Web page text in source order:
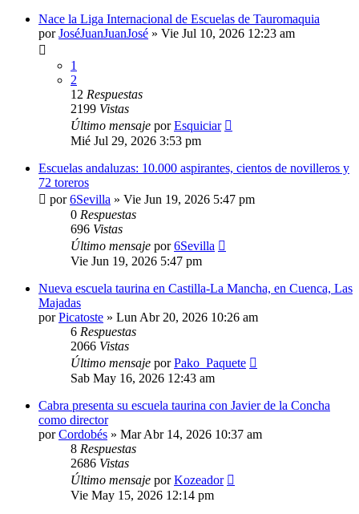
Nace la Liga Internacional de Escuelas de Tauromaquia
porJoséJuanJuanJosé » Vie Jul 10, 2026 12:23 am
1
2
12 Respuestas
2199 Vistas
Último mensaje porEsquiciar
Mié Jul 29, 2026 3:53 pm
Escuelas andaluzas: 10.000 aspirantes, cientos de novilleros y
72 toreros
por6Sevilla » Vie Jun 19, 2026 5:47 pm
0 Respuestas
696 Vistas
Último mensaje por6Sevilla
Vie Jun 19, 2026 5:47 pm
Nueva escuela taurina en Castilla-La Mancha, en Cuenca, Las
Majadas
porPicatoste » Lun Abr 20, 2026 10:26 am
6 Respuestas
2066 Vistas
Último mensaje porPako_Paquete
Sab May 16, 2026 12:43 am
Cabra presenta su escuela taurina con Javier de la Concha
como director
porCordobés » Mar Abr 14, 2026 10:37 am
8 Respuestas
2686 Vistas
Último mensaje porKozeador
Vie May 15, 2026 12:14 pm